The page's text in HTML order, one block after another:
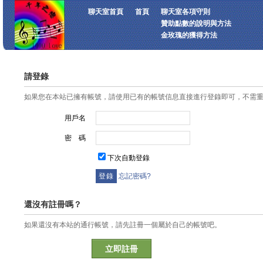
聊天室首頁 首頁
聊天室各項守則
贊助點數的說明與方法
金玫瑰的獲得方法
請登錄
如果您在本站已擁有帳號，請使用已有的帳號信息直接進行登錄即可，不需
用戶名
密 碼
下次自動登錄
忘記密碼?
還沒有註冊嗎？
如果還沒有本站的通行帳號，請先註冊一個屬於自己的帳號吧。
立即註冊